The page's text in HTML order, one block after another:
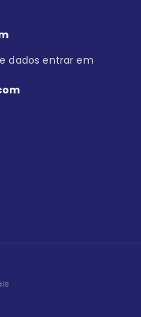
dados entrar em